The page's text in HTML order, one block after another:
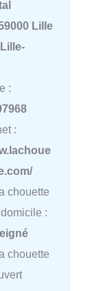
Lille
Lille-
:
:
chouette
:
chouette